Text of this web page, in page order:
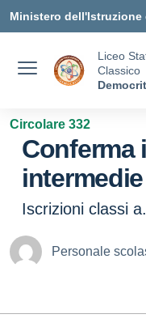
Ministero dell'Istruzione
Liceo
Classico
Circolare 332
Conferma
Iscrizioni classi
Personale